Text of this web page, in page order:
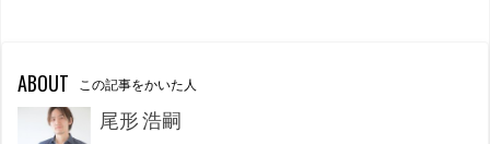
ABOUT この記事をかいた人
尾形 浩嗣